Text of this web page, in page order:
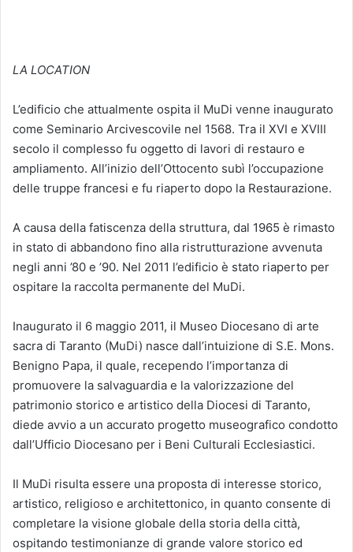
LA LOCATION
L’edificio che attualmente ospita il MuDi venne inaugurato
come Seminario Arcivescovile nel 1568. Tra il XVI e XVIII
secolo il complesso fu oggetto di lavori di restauro e
ampliamento. All’inizio dell’Ottocento subì l’occupazione
delle truppe francesi e fu riaperto dopo la Restaurazione.
A causa della fatiscenza della struttura, dal 1965 è rimasto
in stato di abbandono fino alla ristrutturazione avvenuta
negli anni ’80 e ’90. Nel 2011 l’edificio è stato riaperto per
ospitare la raccolta permanente del MuDi.
Inaugurato il 6 maggio 2011, il Museo Diocesano di arte
sacra di Taranto (MuDi) nasce dall’intuizione di S.E. Mons.
Benigno Papa, il quale, recependo l’importanza di
promuovere la salvaguardia e la valorizzazione del
patrimonio storico e artistico della Diocesi di Taranto,
diede avvio a un accurato progetto museografico condotto
dall’Ufficio Diocesano per i Beni Culturali Ecclesiastici.
Il MuDi risulta essere una proposta di interesse storico,
artistico, religioso e architettonico, in quanto consente di
completare la visione globale della storia della città,
ospitando testimonianze di grande valore storico ed